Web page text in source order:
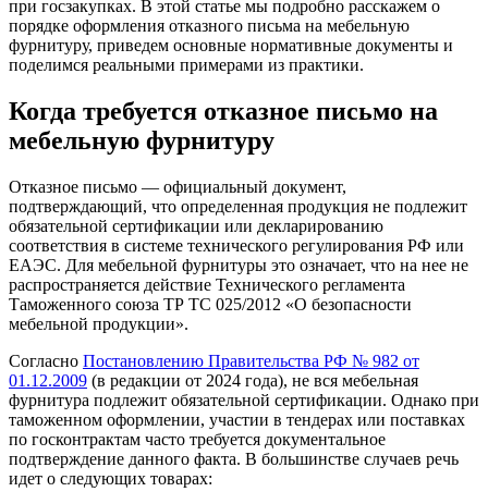
при госзакупках. В этой статье мы подробно расскажем о
порядке оформления отказного письма на мебельную
фурнитуру, приведем основные нормативные документы и
поделимся реальными примерами из практики.
Когда требуется отказное письмо на
мебельную фурнитуру
Отказное письмо — официальный документ,
подтверждающий, что определенная продукция не подлежит
обязательной сертификации или декларированию
соответствия в системе технического регулирования РФ или
ЕАЭС. Для мебельной фурнитуры это означает, что на нее не
распространяется действие Технического регламента
Таможенного союза ТР ТС 025/2012 «О безопасности
мебельной продукции».
Согласно Постановлению Правительства РФ № 982 от
01.12.2009 (в редакции от 2024 года), не вся мебельная
фурнитура подлежит обязательной сертификации. Однако при
таможенном оформлении, участии в тендерах или поставках
по госконтрактам часто требуется документальное
подтверждение данного факта. В большинстве случаев речь
идет о следующих товарах: